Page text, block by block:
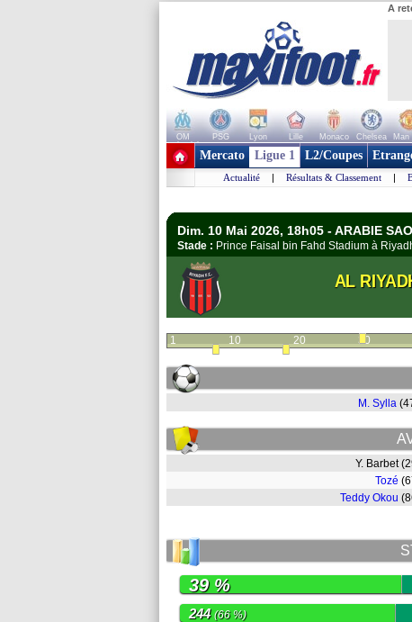
A
OM PSG Lyon Lille Monaco Chelsea Man
+ de clubs
Mercato Ligue 1 L2/Coupes
Actualité | Résultats & Classement |
Dim. 10 Mai 2026, 18h05 - ARABIE
Stade : Prince Faisal bin Fahd Stadium à
AL
1 10 20 30
M. Sylla
Y. Barbet
Tozé
Teddy Okou
39 %
244 (66 %)